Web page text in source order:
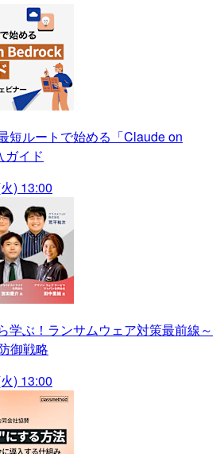
短ルートで始める「Claude on
ガイド
) 13:00
学ぶ！ランサムウェア対策最前線～
御戦略
) 13:00